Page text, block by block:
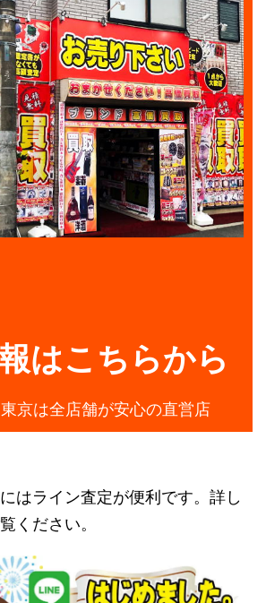
はこちらから
京は全店舗が安心の直営店
はライン査定が便利です。詳し
ください。